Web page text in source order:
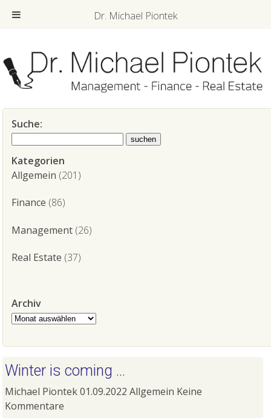
Suche:
Kategorien
Allgemein (201)
Finance (86)
Management(26)
Real Estate (37)
Archiv
Archiv
Winter is coming …
Michael Piontek 01.09.2022 Allgemein Keine
Kommentare
Dr. Michael Piontek